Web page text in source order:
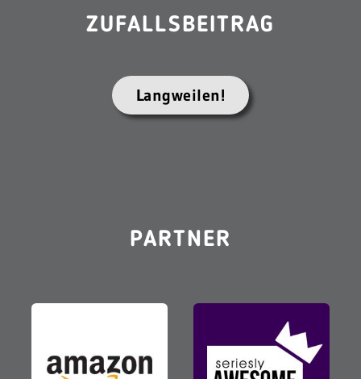
ZUFALLSBEITRAG
Langweilen!
PARTNER